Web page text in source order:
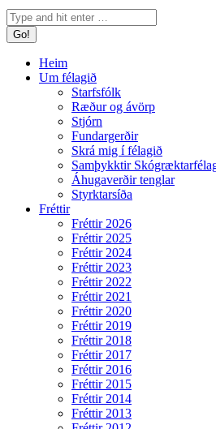
Search:
Heim
Um félagið
Starfsfólk
Ræður og ávörp
Stjórn
Fundargerðir
Skrá mig í félagið
Samþykktir
Áhugaverðir tenglar
Styrktarsíða
Fréttir
Fréttir 2026
Fréttir 2025
Fréttir 2024
Fréttir 2023
Fréttir 2022
Fréttir 2021
Fréttir 2020
Fréttir 2019
Fréttir 2018
Fréttir 2017
Fréttir 2016
Fréttir 2015
Fréttir 2014
Fréttir 2013